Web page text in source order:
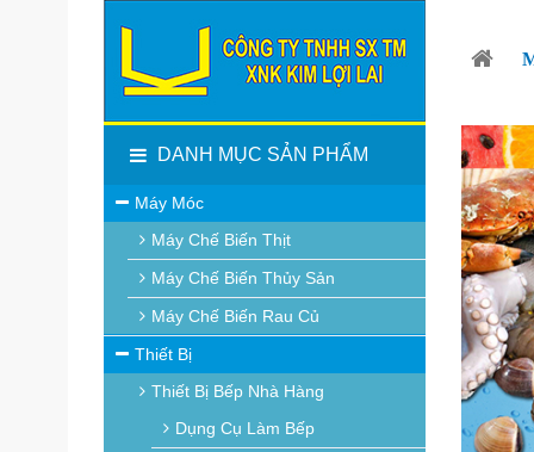
DANH MỤC SẢN PHẨM
Máy Móc
Máy Chế Biến Thịt
Máy Chế Biến Thủy Sản
Máy Chế Biến Rau Củ
Thiết Bị
Thiết Bị Bếp Nhà Hàng
Dụng Cụ Làm Bếp